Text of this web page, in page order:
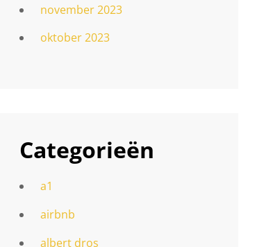
november 2023
oktober 2023
Categorieën
a1
airbnb
albert dros